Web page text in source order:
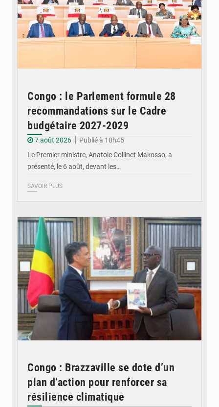
Congo : le Parlement formule 28
recommandations sur le Cadre
budgétaire 2027-2029
7 août 2026
Publié à 10h45
Le Premier ministre, Anatole Collinet Makosso, a
présenté, le 6 août, devant les…
SAVOIR PLUS
Congo : Brazzaville se dote d’un
plan d’action pour renforcer sa
résilience climatique